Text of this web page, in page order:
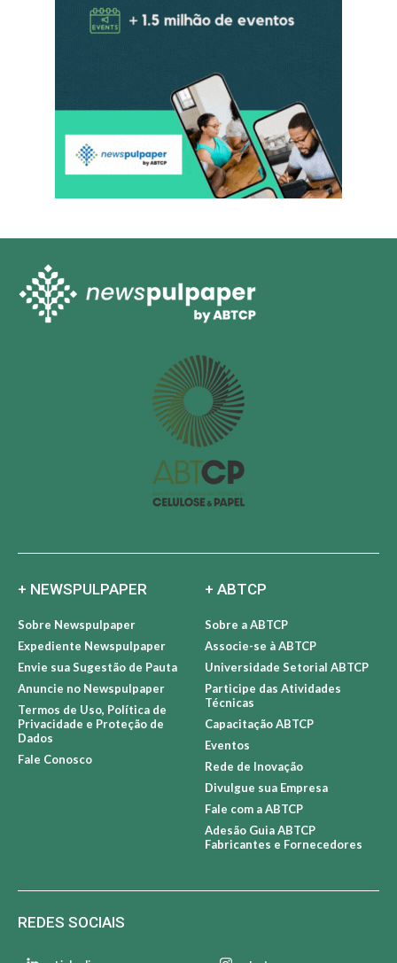
+ NEWSPULPAPER
Sobre Newspulpaper
Expediente Newspulpaper
Envie sua Sugestão de Pauta
Anuncie no Newspulpaper
Termos de Uso, Política de
Privacidade e Proteção de
Dados
Fale Conosco
+ ABTCP
Sobre a ABTCP
Associe-se à ABTCP
Universidade Setorial ABTCP
Participe das Atividades
Técnicas
Capacitação ABTCP
Eventos
Rede de Inovação
Divulgue sua Empresa
Fale com a ABTCP
Adesão Guia ABTCP
Fabricantes e Fornecedores
REDES SOCIAIS